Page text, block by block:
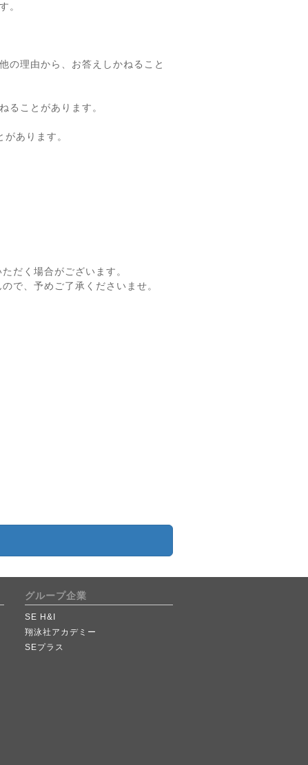
。
の理由から、お答えしかねること
ることがあります。
あります。
だく場合がございます。
で、予めご了承くださいませ。
グループ企業
SE H&I
翔泳社アカデミー
SEプラス